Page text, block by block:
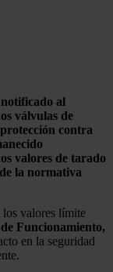
al
válvulas de
contra
valores de tarado
la normativa
valores límite
Funcionamiento,
en la seguridad